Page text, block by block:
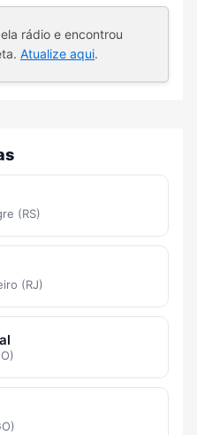
rádio e encontrou
Atualize aqui.
(RS)
(RJ)